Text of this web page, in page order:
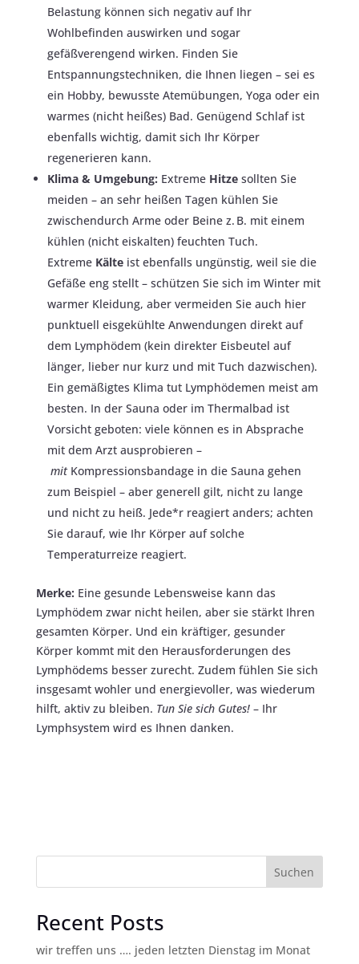
Belastung können sich negativ auf Ihr
Wohlbefinden auswirken und sogar
gefäßverengend wirken​. Finden Sie
Entspannungstechniken, die Ihnen liegen – sei es
ein Hobby, bewusste Atemübungen, Yoga oder ein
warmes (nicht heißes) Bad. Genügend Schlaf ist
ebenfalls wichtig, damit sich Ihr Körper
regenerieren kann.
Klima & Umgebung: Extreme Hitzesollten Sie
meiden​ – an sehr heißen Tagen kühlen Sie
zwischendurch Arme oder Beine z. B. mit einem
kühlen (nicht eiskalten) feuchten Tuch.
Extreme Kälteist ebenfalls ungünstig​, weil sie die
Gefäße eng stellt – schützen Sie sich im Winter mit
warmer Kleidung, aber vermeiden Sie auch hier
punktuell eisgekühlte Anwendungen direkt auf
dem Lymphödem (kein direkter Eisbeutel auf
länger, lieber nur kurz und mit Tuch dazwischen).
Ein gemäßigtes Klima tut Lymphödemen meist am
besten. In der Sauna oder im Thermalbad ist
Vorsicht geboten: viele können es in Absprache
mit dem Arzt ausprobieren –
mitKompressionsbandage in die Sauna gehen
zum Beispiel – aber generell gilt, nicht zu lange
und nicht zu heiß. Jede*r reagiert anders; achten
Sie darauf, wie Ihr Körper auf solche
Temperaturreize reagiert.
Merke: Eine gesunde Lebensweise kann das
Lymphödem zwar nicht heilen, aber sie stärkt Ihren
gesamten Körper. Und ein kräftiger, gesunder
Körper kommt mit den Herausforderungen des
Lymphödems besser zurecht. Zudem fühlen Sie sich
insgesamt wohler und energievoller, was wiederum
hilft, aktiv zu bleiben. Tun Sie sich Gutes!– Ihr
Lymphsystem wird es Ihnen danken.
Suchen
Recent Posts
wir treffen uns …. jeden letzten Dienstag im Monat